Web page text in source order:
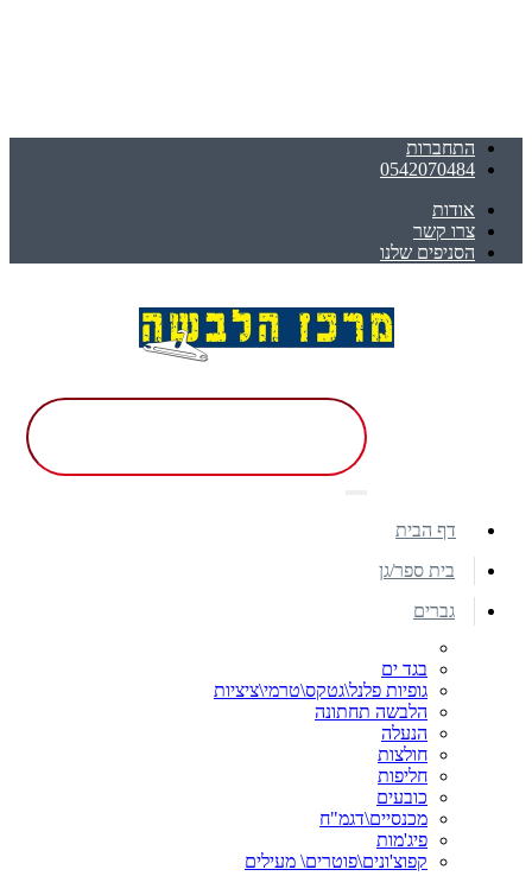
התחברות
0542070484
אודות
צרו קשר
הסניפים שלנו
דף הבית
בית ספר/גן
גברים
בגד ים
גופיות פלנל\גטקס\טרמי\ציציות
הלבשה תחתונה
הנעלה
חולצות
חליפות
כובעים
מכנסיים\דגמ"ח
פיג'מות
קפוצ'ונים\פוטרים\ מעילים